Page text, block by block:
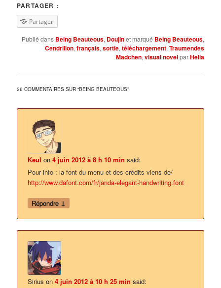
PARTAGER :
Partager
Publié dans Being Beauteous, Doujinet marqué Being Beauteous,
Cendrillon, français, sortie, téléchargement, Traumendes
Madchen, visual novelparHelia
26 COMMENTAIRES SUR “BEING BEAUTEOUS”
Keul on4 juin 2012 à 8 h 10 min said:
Pour info : la font du menu et des crédits viens de/
http://www.dafont.com/fr/janda-elegant-handwriting.font
Répondre ↓
Sirius on4 juin 2012 à 10 h 25 min said: